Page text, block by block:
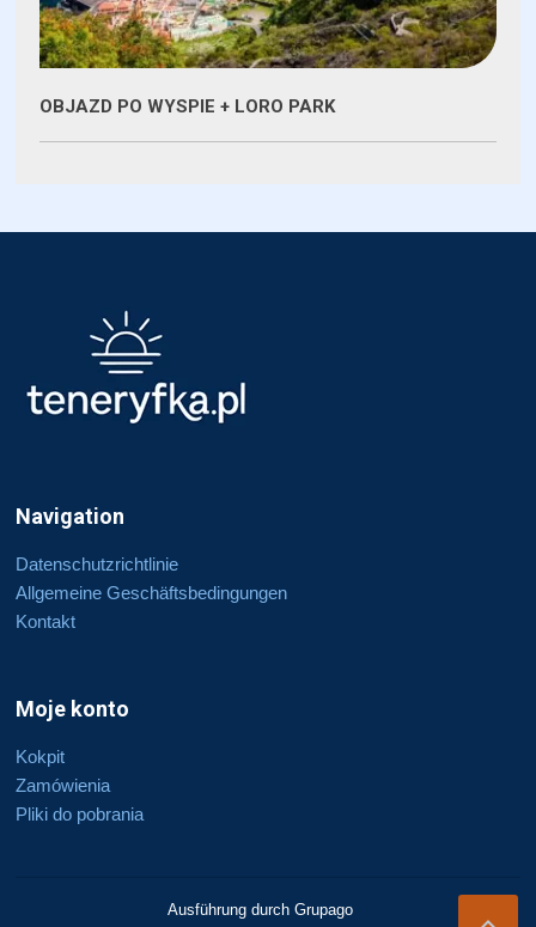
OBJAZD PO WYSPIE + LORO PARK
Navigation
Datenschutzrichtlinie
Allgemeine Geschäftsbedingungen
Kontakt
Moje konto
Kokpit
Zamówienia
Pliki do pobrania
Ausführung durch Grupago